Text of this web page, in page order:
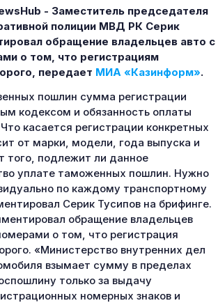
- Заместитель председателя
полиции МВД РК Серик
обращение владельцев авто с
о том, что регистрациям
передает МИА «Казинформ».
пошлин сумма регистрации
кодексом и обязанность оплаты
касается регистрации конкретных
от марки, модели, года выпуска и
того, подлежит ли данное
уплате таможенных пошлин. Нужно
по каждому транспортному
Серик Тусипов на брифинге.
обращение владельцев
о том, что регистрация
«Министерство внутренних дел
взымает сумму в пределах
только за выдачу
номерных знаков и